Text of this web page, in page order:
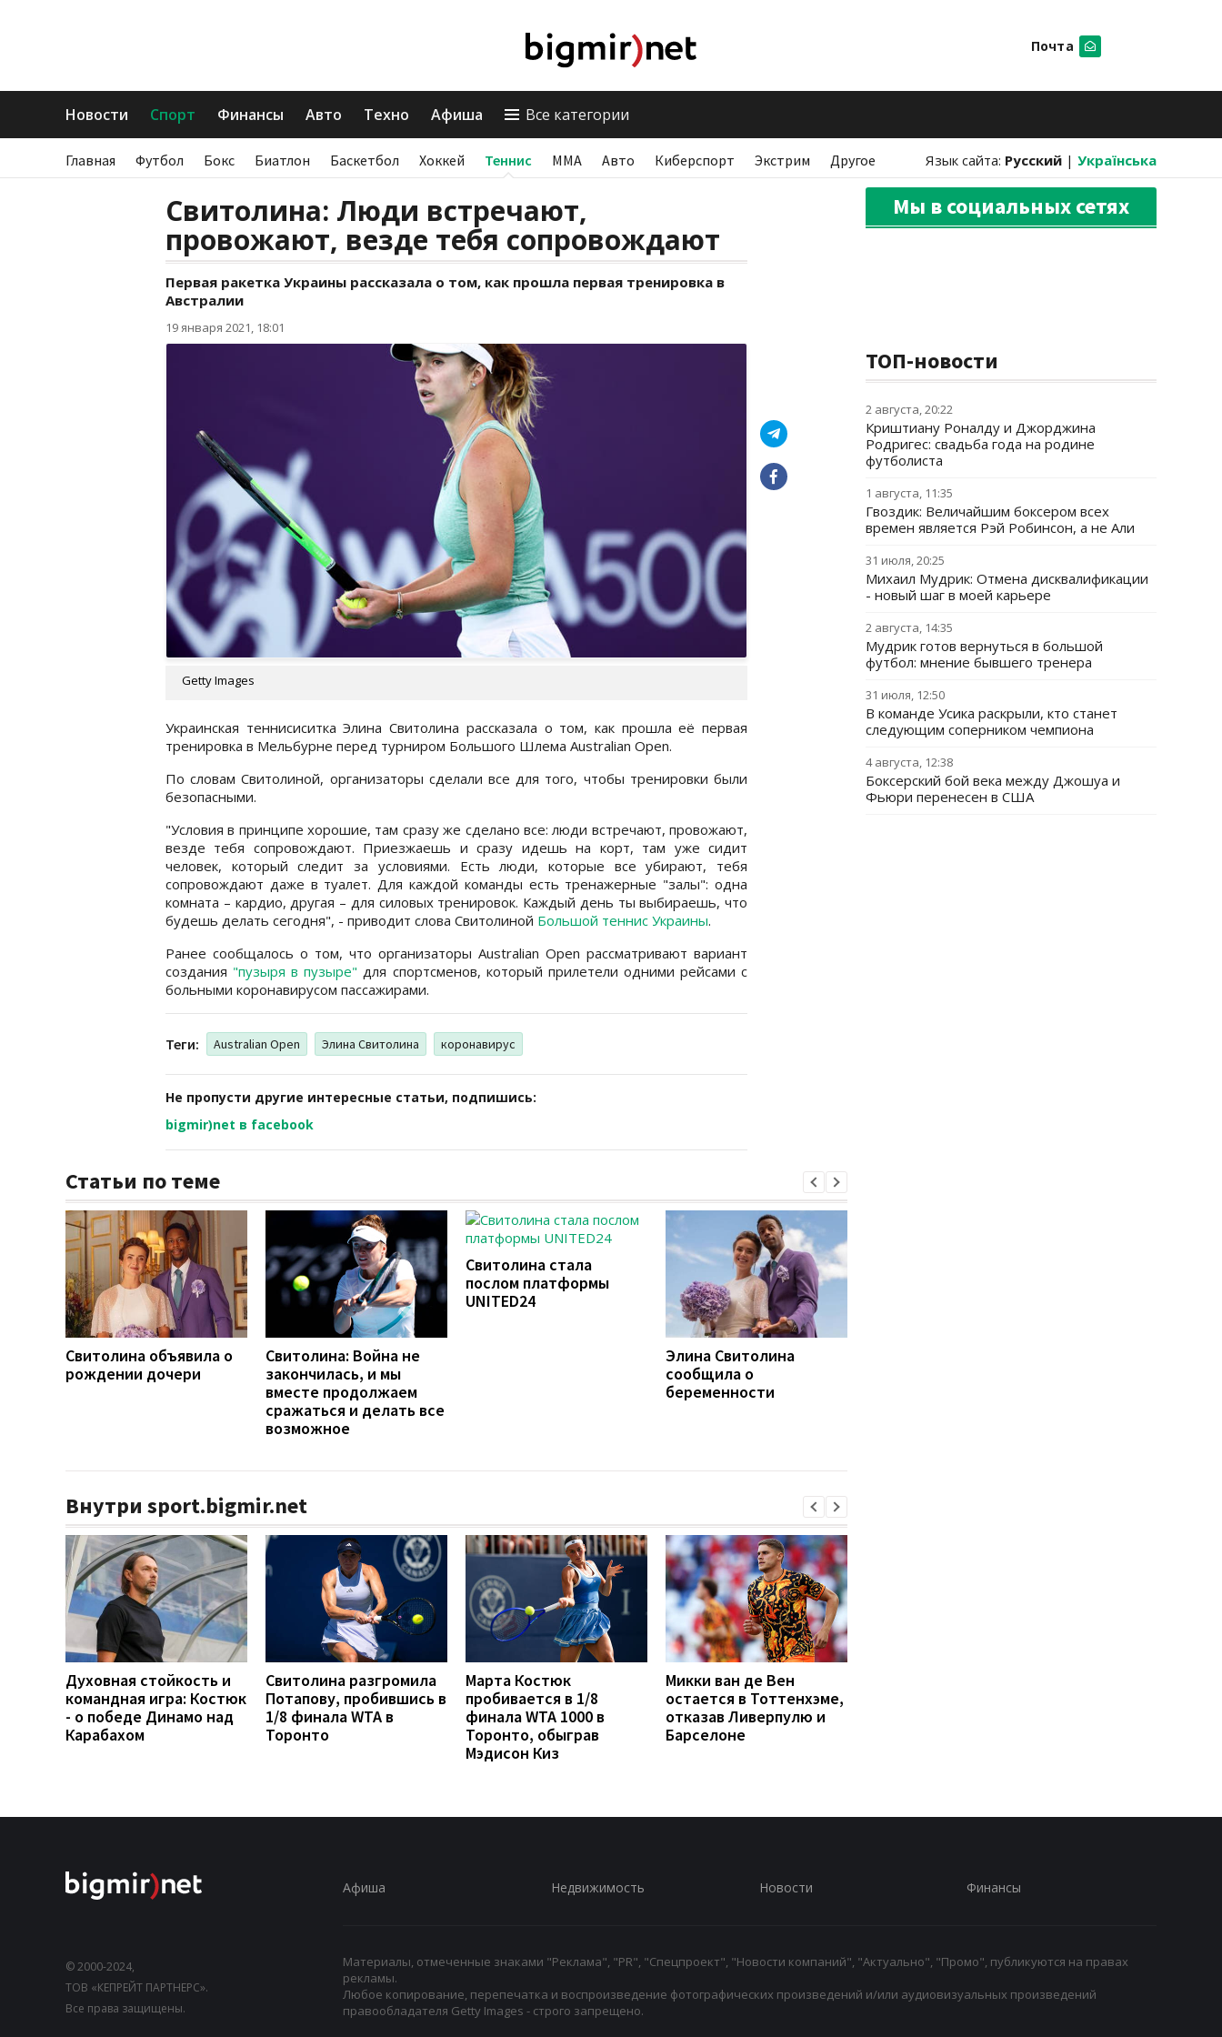
Почта
Новости Спорт Финансы Авто Техно Афиша Все категории
Главная Футбол Бокс Биатлон Баскетбол Хоккей Теннис ММА Авто Киберспорт Экстрим Другое Язык сайта: Русский | Українська
Свитолина: Люди встречают,
провожают, везде тебя сопровождают
Первая ракетка Украины рассказала о том, как прошла первая тренировка в
Австралии
19 января 2021, 18:01
Getty Images
Украинская теннисиситка Элина Свитолина рассказала о том, как прошла её первая
тренировка в Мельбурне перед турниром Большого Шлема Australian Open.
По словам Свитолиной, организаторы сделали все для того, чтобы тренировки были
безопасными.
"Условия в принципе хорошие, там сразу же сделано все: люди встречают, провожают,
везде тебя сопровождают. Приезжаешь и сразу идешь на корт, там уже сидит
человек, который следит за условиями. Есть люди, которые все убирают, тебя
сопровождают даже в туалет. Для каждой команды есть тренажерные "залы": одна
комната – кардио, другая – для силовых тренировок. Каждый день ты выбираешь, что
будешь делать сегодня", - приводит слова Свитолиной Большой теннис Украины.
Ранее сообщалось о том, что организаторы Australian Open рассматривают вариант
создания "пузыря в пузыре" для спортсменов, который прилетели одними рейсами с
больными коронавирусом пассажирами.
Теги: Australian Open Элина Свитолина коронавирус
Не пропусти другие интересные статьи, подпишись:
bigmir)net в facebook
Статьи по теме
Свитолина объявила о
рождении дочери
Свитолина: Война не
закончилась, и мы
вместе продолжаем
сражаться и делать все
возможное
Свитолина стала
послом платформы
UNITED24
Элина Свитолина
сообщила о
беременности
Внутри sport.bigmir.net
Духовная стойкость и
командная игра: Костюк
- о победе Динамо над
Карабахом
Свитолина разгромила
Потапову, пробившись в
1/8 финала WTA в
Торонто
Марта Костюк
пробивается в 1/8
финала WTA 1000 в
Торонто, обыграв
Мэдисон Киз
Микки ван де Вен
остается в Тоттенхэме,
отказав Ливерпулю и
Барселоне
Мы в социальных сетях
ТОП-новости
2 августа, 20:22
Криштиану Роналду и Джорджина
Родригес: свадьба года на родине
футболиста
1 августа, 11:35
Гвоздик: Величайшим боксером всех
времен является Рэй Робинсон, а не Али
31 июля, 20:25
Михаил Мудрик: Отмена дисквалификации
- новый шаг в моей карьере
2 августа, 14:35
Мудрик готов вернуться в большой
футбол: мнение бывшего тренера
31 июля, 12:50
В команде Усика раскрыли, кто станет
следующим соперником чемпиона
4 августа, 12:38
Боксерский бой века между Джошуа и
Фьюри перенесен в США
© 2000-2024,
ТОВ «КЕПРЕЙТ ПАРТНЕРС».
Все права защищены.
Афиша Недвижимость Новости Финансы
Материалы, отмеченные знаками "Реклама", "PR", "Спецпроект", "Новости компаний", "Актуально", "Промо", публикуются на правах
рекламы.
Любое копирование, перепечатка и воспроизведение фотографических произведений и/или аудиовизуальных произведений
правообладателя Getty Images - строго запрещено.